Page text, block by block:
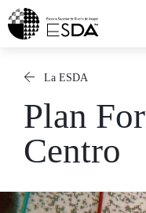
Saltar
La ESDA
Plan
Centro